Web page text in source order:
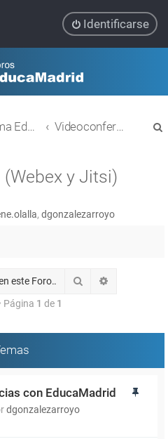
Identificarse
Plataforma Educativa EducaMadrid Videoconferencias (Webex y Jitsi)
y Jitsi)
, dgonzalezarroyo
Buscar
Página 1 de 1
con EducaMadrid
dgonzalezarroyo